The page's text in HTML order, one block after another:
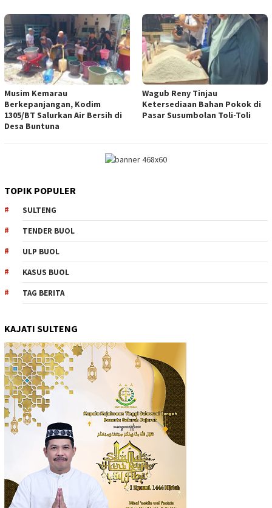
Musim Kemarau
Berkepanjangan, Kodim
1305/BT Salurkan Air Bersih di
Desa Buntuna
Wagub Reny Tinjau
Ketersediaan Bahan Pokok di
Pasar Susumbolan Toli-Toli
TOPIK POPULER
SULTENG
TENDER BUOL
ULP BUOL
KASUS BUOL
TAG BERITA
KAJATI SULTENG